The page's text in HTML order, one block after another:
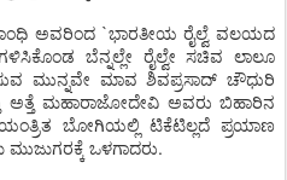
ಅವರಿಂದ `ಭಾರತೀಯ ರೈಲ್ವೆ ವಲಯದ
ಬೆನ್ನಲ್ಲೇ ರೈಲ್ವೇ ಸಚಿವ ಲಾಲೂ
ಮುನ್ನವೇ ಮಾವ ಶಿವಪ್ರಸಾದ್ ಚೌಧುರಿ
ಅತ್ತೆ ಮಹಾರಾಜೋದೇವಿ ಅವರು ಬಿಹಾರಿನ
ಬೋಗಿಯಲ್ಲಿ ಟಿಕೆಟಿಲ್ಲದೆ ಪ್ರಯಾಣ
ಮುಜುಗರಕ್ಕೆ ಒಳಗಾದರು.